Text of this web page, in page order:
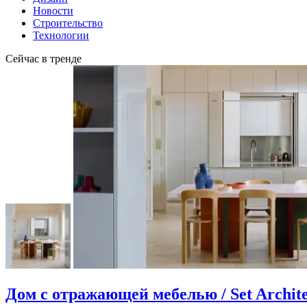
Новости
Строительство
Технологии
Сейчас в тренде
Дом с отражающей мебелью / Set